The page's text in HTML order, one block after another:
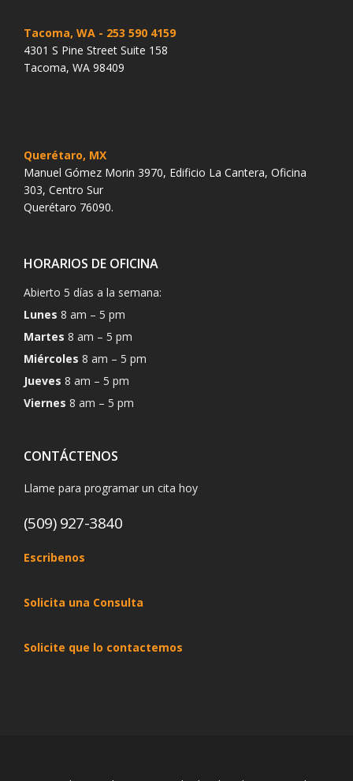
Tacoma, WA - 253 590 4159
4301 S Pine Street Suite 158
Tacoma, WA 98409
Querétaro, MX
Manuel Gómez Morin 3970, Edificio La Cantera, Oficina
303, Centro Sur
Querétaro 76090.
HORARIOS DE OFICINA
Abierto 5 días a la semana:
Lunes 8 am – 5 pm
Martes 8 am – 5 pm
Miércoles 8 am – 5 pm
Jueves 8 am – 5 pm
Viernes 8 am – 5 pm
CONTÁCTENOS
Llame para programar un cita hoy
(509) 927-3840
Escribenos
Solicita una Consulta
Solicite que lo contactemos